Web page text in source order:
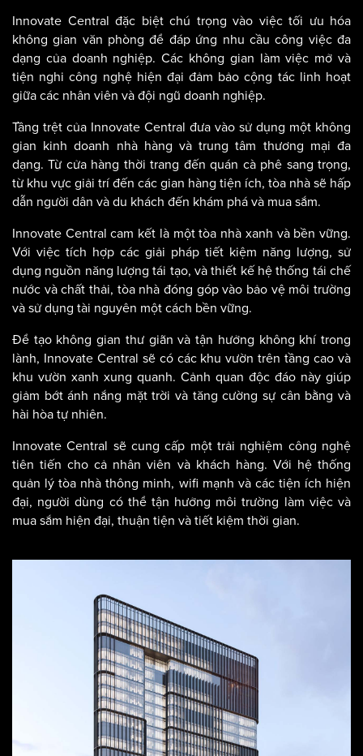
Innovate Central đặc biệt chú trọng vào việc tối ưu hóa
không gian văn phòng để đáp ứng nhu cầu công việc đa
dạng của doanh nghiệp. Các không gian làm việc mở và
tiện nghi công nghệ hiện đại đảm bảo cộng tác linh hoạt
giữa các nhân viên và đội ngũ doanh nghiệp.
Tầng trệt của Innovate Central đưa vào sử dụng một không
gian kinh doanh nhà hàng và trung tâm thương mại đa
dạng. Từ cửa hàng thời trang đến quán cà phê sang trọng,
từ khu vực giải trí đến các gian hàng tiện ích, tòa nhà sẽ hấp
dẫn người dân và du khách đến khám phá và mua sắm.
Innovate Central cam kết là một tòa nhà xanh và bền vững.
Với việc tích hợp các giải pháp tiết kiệm năng lượng, sử
dụng nguồn năng lượng tái tạo, và thiết kế hệ thống tái chế
nước và chất thải, tòa nhà đóng góp vào bảo vệ môi trường
và sử dụng tài nguyên một cách bền vững.
Để tạo không gian thư giãn và tận hưởng không khí trong
lành, Innovate Central sẽ có các khu vườn trên tầng cao và
khu vườn xanh xung quanh. Cảnh quan độc đáo này giúp
giảm bớt ánh nắng mặt trời và tăng cường sự cân bằng và
hài hòa tự nhiên.
Innovate Central sẽ cung cấp một trải nghiệm công nghệ
tiên tiến cho cả nhân viên và khách hàng. Với hệ thống
quản lý tòa nhà thông minh, wifi mạnh và các tiện ích hiện
đại, người dùng có thể tận hưởng môi trường làm việc và
mua sắm hiện đại, thuận tiện và tiết kiệm thời gian.